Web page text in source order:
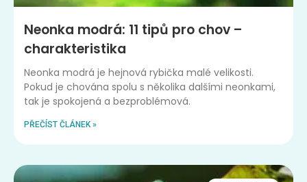
Neonka modrá: 11 tipů pro chov –
charakteristika
Neonka modrá je hejnová rybička malé velikosti.
Pokud je chována spolu s několika dalšími neonkami,
tak je spokojená a bezproblémová.
PŘEČÍST ČLÁNEK »